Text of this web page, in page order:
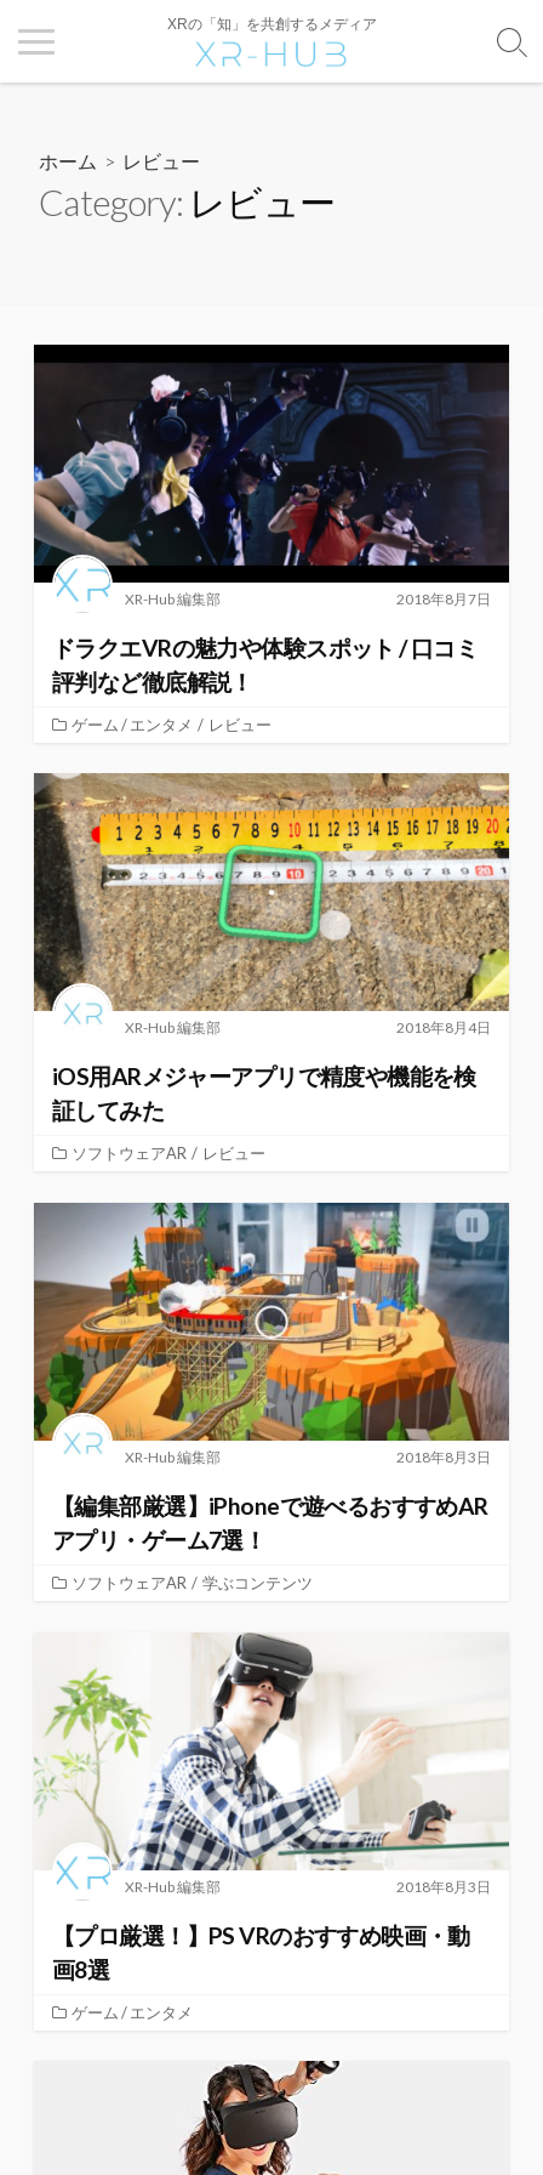
XRの「知」を共創するメディア
ホーム > レビュー
Category: レビュー
2018年8月7日
XR-Hub 編集部
ドラクエVRの魅力や体験スポット / 口コミ
評判など徹底解説！
ゲーム / エンタメ / レビュー
2018年8月4日
XR-Hub 編集部
iOS用ARメジャーアプリで精度や機能を検
証してみた
ソフトウェアAR / レビュー
2018年8月3日
XR-Hub 編集部
【編集部厳選】iPhoneで遊べるおすすめAR
アプリ・ゲーム7選！
ソフトウェアAR / 学ぶコンテンツ
2018年8月3日
XR-Hub 編集部
【プロ厳選！】PS VRのおすすめ映画・動
画8選
ゲーム / エンタメ